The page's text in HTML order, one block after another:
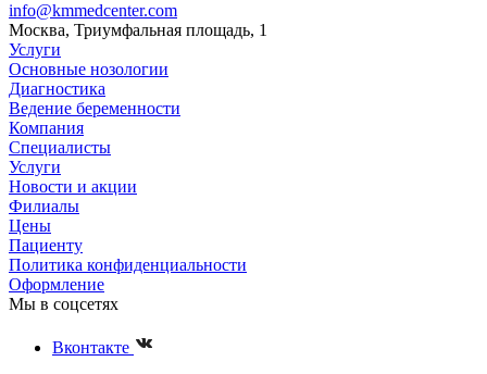
info@kmmedcenter.com
Москва, Триумфальная площадь, 1
Услуги
Основные нозологии
Диагностика
Ведение беременности
Компания
Специалисты
Услуги
Новости и акции
Филиалы
Цены
Пациенту
Политика конфиденциальности
Оформление
Мы в соцсетях
Вконтакте